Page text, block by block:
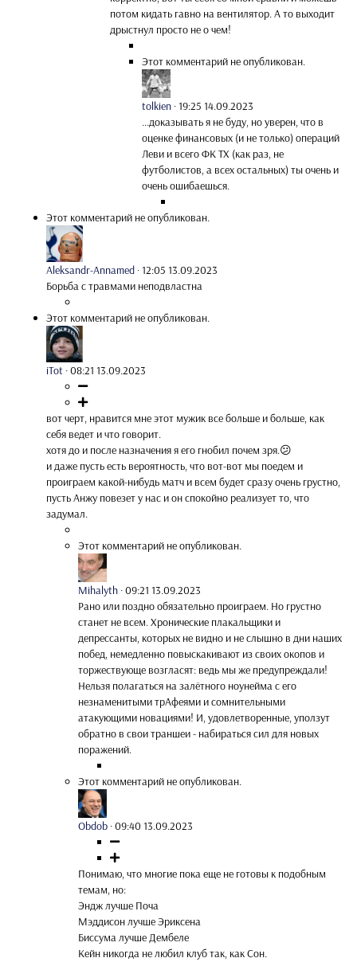
потом кидать гавно на вентилятор. А то выходит
дрыстнул просто не о чем!
Этот комментарий не опубликован.
tolkien ·19:25 14.09.2023
...доказывать я не буду, но уверен, что в
оценке финансовых (и не только) операций
Леви и всего ФК ТХ (как раз, не
футболистов, а всех остальных) ты очень и
очень ошибаешься.
Этот комментарий не опубликован.
Aleksandr-Annamed ·12:05 13.09.2023
Борьба с травмами неподвластна
Этот комментарий не опубликован.
iTot ·08:21 13.09.2023
вот черт, нравится мне этот мужик все больше и больше, как
себя ведет и что говорит.
хотя до и после назначения я его гнобил почем зря.😕
и даже пусть есть вероятность, что вот-вот мы поедем и
проиграем какой-нибудь матч и всем будет сразу очень грустно,
пусть Анжу повезет у нас и он спокойно реализует то, что
задумал.
Этот комментарий не опубликован.
Mihalyth ·09:21 13.09.2023
Рано или поздно обязательно проиграем. Но грустно
станет не всем. Хронические плакальщики и
депрессанты, которых не видно и не слышно в дни наших
побед, немедленно повыскакивают из своих окопов и
торжествующе возгласят: ведь мы же предупреждали!
Нельзя полагаться на залётного ноунейма с его
незнаменитыми трАфеями и сомнительными
атакующими новациями! И, удовлетворенные, уползут
обратно в свои траншеи - набираться сил для новых
поражений.
Этот комментарий не опубликован.
Obdob ·09:40 13.09.2023
Понимаю, что многие пока еще не готовы к подобным
темам, но:
Эндж лучше Поча
Мэддисон лучше Эриксена
Биссума лучше Дембеле
Кейн никогда не любил клуб так, как Сон.